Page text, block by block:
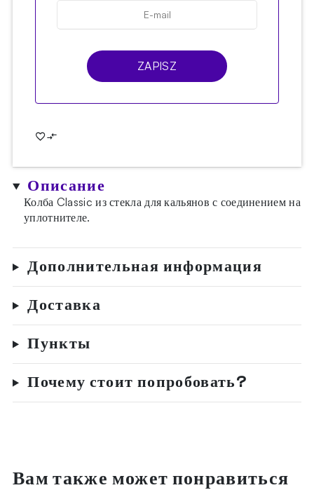
ZAPISZ
Описание
Колба Classic из стекла для кальянов с соединением на
уплотнителе.
Дополнительная информация
Доставка
Пункты
Почему стоит попробовать?
Вам также может понравиться